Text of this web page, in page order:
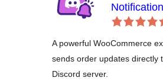
A powerful WooCommerce
sends order updates directly
Discord server.